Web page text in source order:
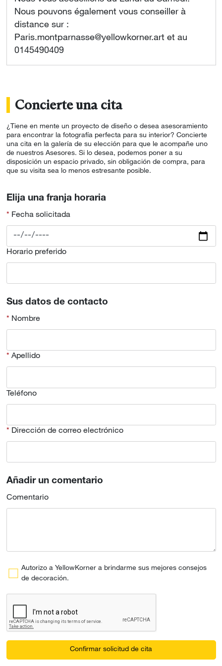
Nous pouvons également vous conseiller à
distance sur :
Paris.montparnasse@yellowkorner.art et au
0145490409
Concierte una cita
¿Tiene en mente un proyecto de diseño o desea asesoramiento
para encontrar la fotografía perfecta para su interior? Concierte
una cita en la galería de su elección para que le acompañe uno
de nuestros Asesores. Si lo desea, podemos poner a su
disposición un espacio privado, sin obligación de compra, para
que su visita sea lo menos estresante posible.
Elija una franja horaria
Fecha solicitada
Horario preferido
Sus datos de contacto
Nombre
Apellido
Teléfono
Dirección de correo electrónico
Añadir un comentario
Comentario
Autorizo a YellowKorner a brindarme sus mejores consejos
de decoración.
Confirmar solicitud de cita